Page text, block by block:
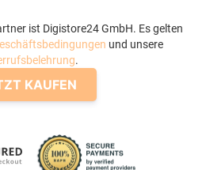
ist Digistore24 GmbH. Es gelten
und unsere
.
KAUFEN